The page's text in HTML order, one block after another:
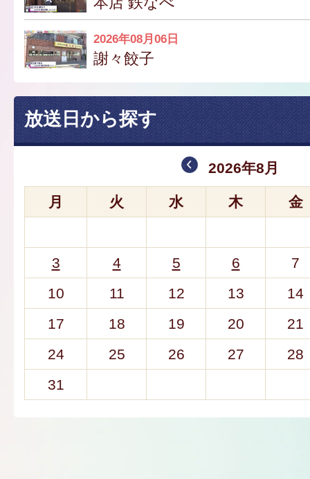
2026年08月06日
謝々餃子
放送日から探す
2026年8月
月 火 水 木 金
3 4 5 6
7
10
11 12 13
14
17
18 19 20
21
24
25 26 27
28
31